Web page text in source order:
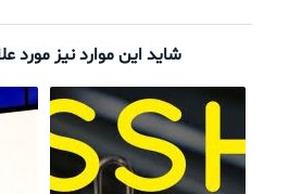
شاید این موارد نیز مورد